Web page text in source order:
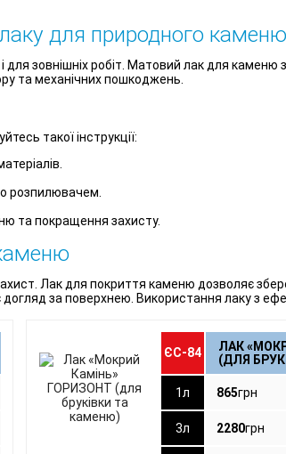
для природного каменю
зовнішніх робіт. Матовий лак для каменю
та механічних пошкоджень.
такої інструкції:
розпилювачем.
та покращення захисту.
Лак для покриття каменю дозволяє
за поверхнею. Використання лаку з
ЄС-84
ЛАК
(ДЛЯ
1л 865грн
3л 2280грн